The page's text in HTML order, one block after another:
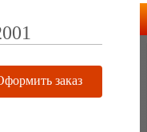
заказ